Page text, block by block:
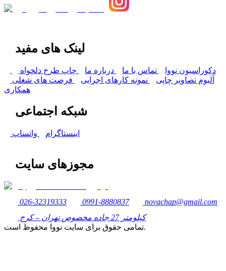
لینک های مفید
دکوراسیون نووا تماس با ما درباره ما
چاپ طرح دلخواه
آلبوم تصاویر چاپی
نمونه کارهای اجرایی
فرصت های شغلی
همکاری
شبکه اجتماعی
اینستاگرام واتساپ
مجوزهای سایت
026-32319333 0991-8880837
novachap@gmail.com
کیلومتر 27 جاده مخصوص تهران – کرج
تمامی حقوق برای سایت نووا محفوظ است.